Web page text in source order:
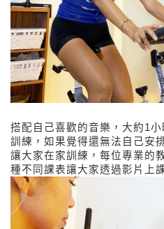
搭配自己喜歡的音樂，大約1
訓練，如果覺得還無法自己安
讓大家在家訓練，每位專業的
種不同課表讓大家透過影片上